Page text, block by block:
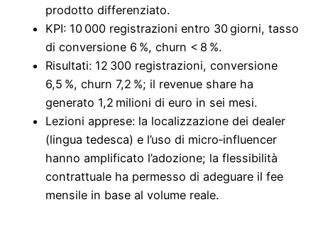
prodotto differenziato.
KPI: 10 000 registrazioni entro 30 giorni, tasso
di conversione 6 %, churn < 8 %.
Risultati: 12 300 registrazioni, conversione
6,5 %, churn 7,2 %; il revenue share ha
generato 1,2 milioni di euro in sei mesi.
Lezioni apprese: la localizzazione dei dealer
(lingua tedesca) e l’uso di micro‑influencer
hanno amplificato l’adozione; la flessibilità
contrattuale ha permesso di adeguare il fee
mensile in base al volume reale.